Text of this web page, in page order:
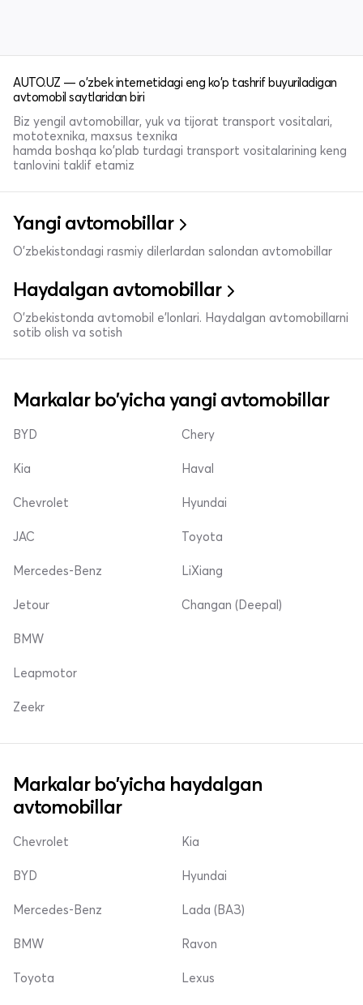
AUTO.UZ — o'zbek internetidagi eng ko'p tashrif buyuriladigan
avtomobil saytlaridan biri
Biz yengil avtomobillar, yuk va tijorat transport vositalari,
mototexnika, maxsus texnika
hamda boshqa ko'plab turdagi transport vositalarining keng
tanlovini taklif etamiz
Yangi avtomobillar
O'zbekistondagi rasmiy dilerlardan salondan avtomobillar
Haydalgan avtomobillar
O'zbekistonda avtomobil e’lonlari. Haydalgan avtomobillarni
sotib olish va sotish
Markalar bo'yicha yangi avtomobillar
BYD
Kia
Chevrolet
Chery
Haval
Hyundai
JAC
Mercedes-Benz
Jetour
Toyota
LiXiang
Changan (Deepal)
BMW
Leapmotor
Zeekr
Markalar bo'yicha haydalgan
avtomobillar
Chevrolet
BYD
Mercedes-Benz
Kia
Hyundai
Lada (ВАЗ)
BMW
Toyota
Ravon
Lexus